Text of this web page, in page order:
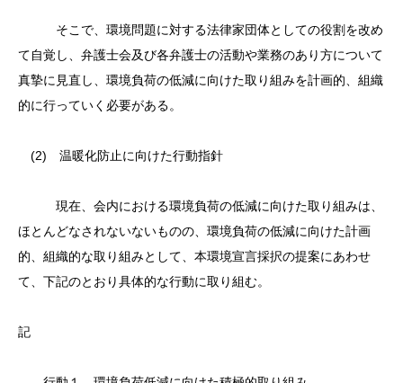
そこで、環境問題に対する法律家団体としての役割を改め
て自覚し、弁護士会及び各弁護士の活動や業務のあり方について
真摯に見直し、環境負荷の低減に向けた取り組みを計画的、組織
的に行っていく必要がある。
(2) 温暖化防止に向けた行動指針
現在、会内における環境負荷の低減に向けた取り組みは、
ほとんどなされないないものの、環境負荷の低減に向けた計画
的、組織的な取り組みとして、本環境宣言採択の提案にあわせ
て、下記のとおり具体的な行動に取り組む。
記